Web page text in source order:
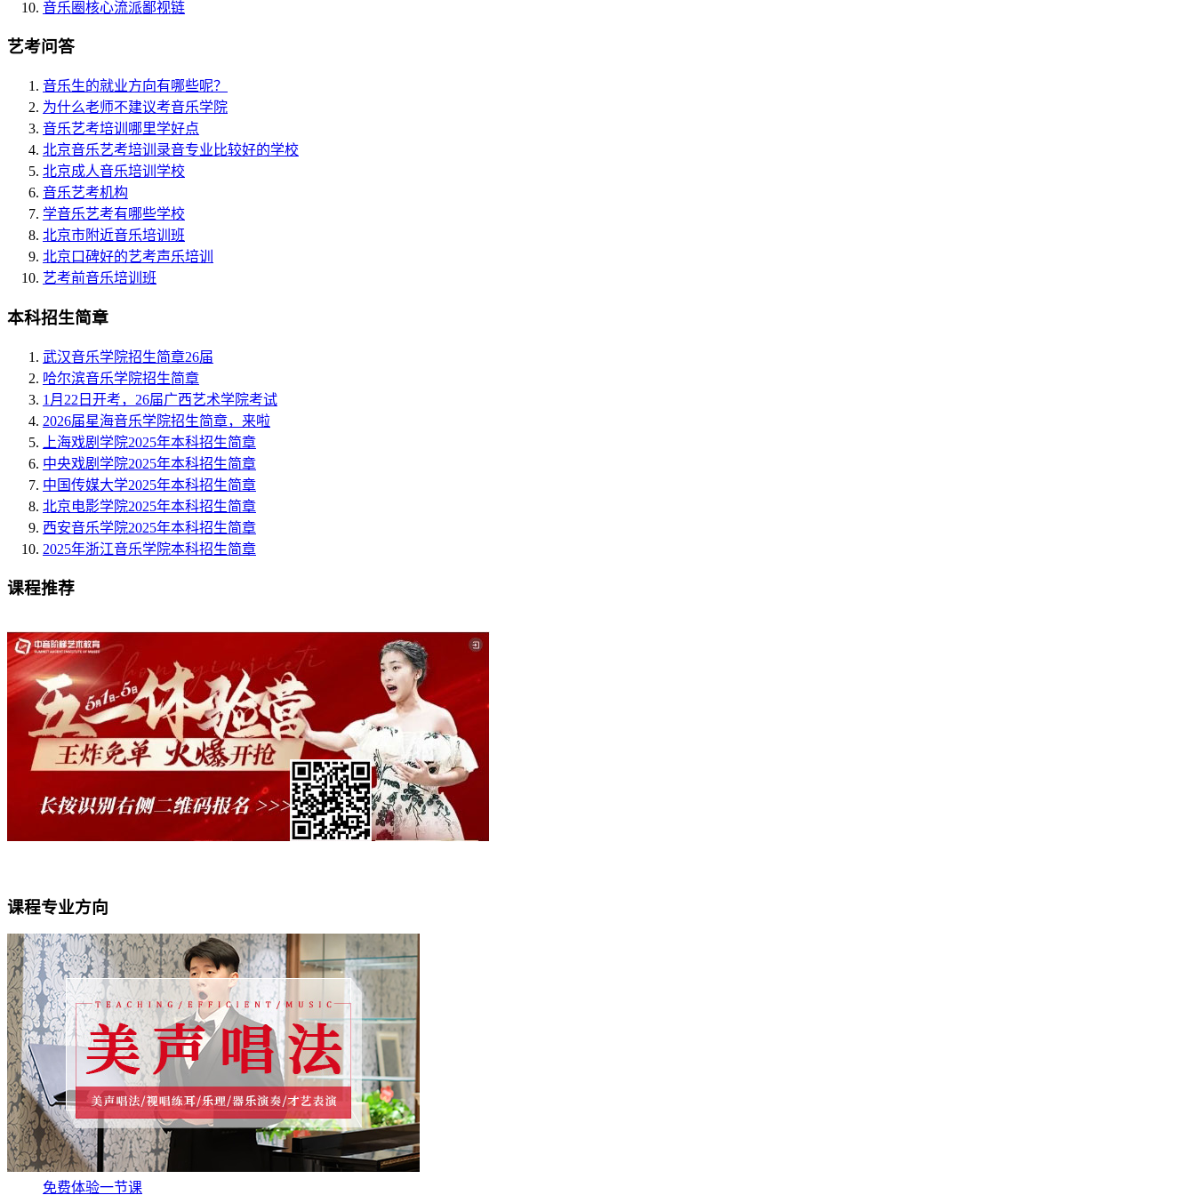
音乐圈核心流派鄙视链
艺考问答
音乐生的就业方向有哪些呢？
为什么老师不建议考音乐学院
音乐艺考培训哪里学好点
北京音乐艺考培训录音专业比较好的学校
北京成人音乐培训学校
音乐艺考机构
学音乐艺考有哪些学校
北京市附近音乐培训班
北京口碑好的艺考声乐培训
艺考前音乐培训班
本科招生简章
武汉音乐学院招生简章26届
哈尔滨音乐学院招生简章
1月22日开考，26届广西艺术学院考试
2026届星海音乐学院招生简章，来啦
上海戏剧学院2025年本科招生简章
中央戏剧学院2025年本科招生简章
中国传媒大学2025年本科招生简章
北京电影学院2025年本科招生简章
西安音乐学院2025年本科招生简章
2025年浙江音乐学院本科招生简章
课程推荐
课程专业方向
免费体验一节课